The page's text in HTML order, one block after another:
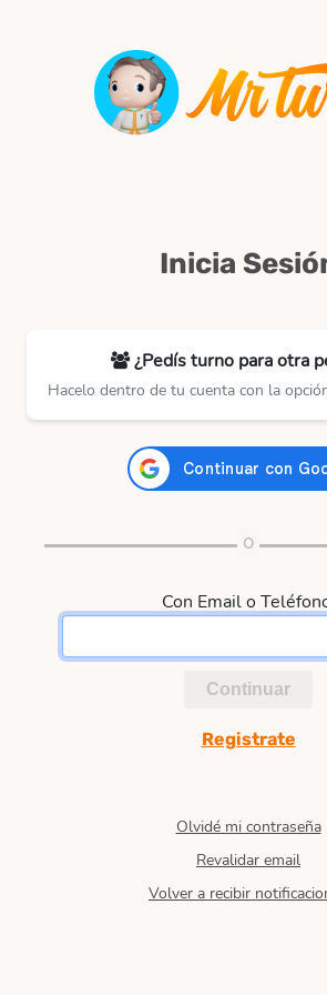
Inicia
¿Pedís turno para otra
Hacelo dentro de tu cuenta con la
Con Email o
Continuar
Registrate
Olvidé mi contraseña
Revalidar email
Volver a recibir